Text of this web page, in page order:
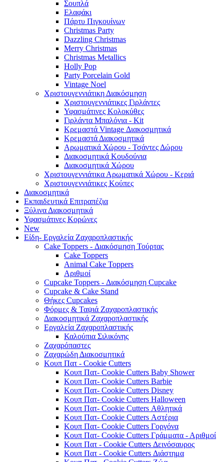
Σουπλά
Ελαφάκι
Πάρτυ Πιγκουίνων
Christmas Party
Dazzling Christmas
Merry Christmas
Christmas Metallics
Holly Pop
Party Porcelain Gold
Vintage Noel
Χριστουγεννιάτικη Διακόσμηση
Χριστουγεννιάτικες Γιρλάντες
Υφασμάτινες Κολοκύθες
Γιρλάντα Μπαλόνια - Kit
Κρεμαστά Vintage Διακοσμητικά
Κρεμαστά Διακοσμητικά
Αρωματικά Χώρου - Τσάντες Δώρου
Διακοσμητικά Κουδούνια
Διακοσμητικά Χώρου
Χριστουγεννιάτικα Αρωματικά Χώρου - Κεριά
Χριστουγεννιάτικες Κούπες
Διακοσμητικά
Εκπαιδευτικά Επιτραπέζια
Ξύλινα Διακοσμητικά
Υφασμάτινες Κορώνες
New
Είδη- Εργαλεία Ζαχαροπλαστικής
Cake Toppers - Διακόσμηση Τούρτας
Cake Toppers
Animal Cake Toppers
Αριθμοί
Cupcake Toppers - Διακόσμηση Cupcake
Cupcake & Cake Stand
Θήκες Cupcakes
Φόρμες & Ταψιά Ζαχαροπλαστικής
Διακοσμητικά Ζαχαροπλαστικής
Εργαλεία Ζαχαροπλαστικής
Καλούπια Σιλικόνης
Ζαχαρόπαστες
Ζαχαρώδη Διακοσμητικά
Κουπ Πατ - Cookie Cutters
Κουπ Πατ- Cookie Cutters Baby Shower
Κουπ Πατ- Cookie Cutters Barbie
Κουπ Πατ- Cookie Cutters Disney
Κουπ Πατ- Cookie Cutters Halloween
Κουπ Πατ- Cookie Cutters Αθλητικά
Κουπ Πατ- Cookie Cutters Αστέρια
Κουπ Πατ- Cookie Cutters Γοργόνα
Κουπ Πατ- Cookie Cutters Γράμματα - Αριθμοί
Κουπ Πατ - Cookie Cutters Δεινόσαυρος
Κουπ Πατ - Cookie Cutters Διάστημα